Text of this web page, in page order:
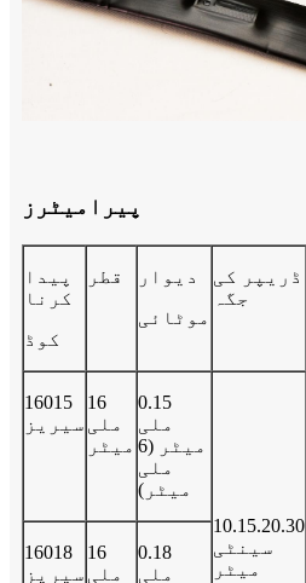
پیرامیٹرز
پیدا
کرنا
کوڈ
قطر
دیوار
موٹائی
ڈریپر کی
جگہ
16015
سیریز
16
ملی
میٹر
0.15
ملی
میٹر (6
ملی
میٹر)
10.15.20.30
سینٹی
میٹر
16018
سیریز
16
ملی
0.18
ملی